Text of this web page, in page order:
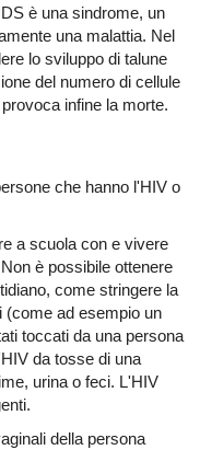
è una sindrome, un
una malattia. Nel
lo sviluppo di talune
del numero di cellule
infine la morte.
che hanno l'HIV o
a scuola con e vivere
è possibile ottenere
come stringere la
(come ad esempio un
toccati da una persona
da tosse di una
urina o feci. L'HIV
della persona